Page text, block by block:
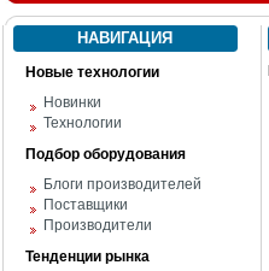
НАВИГАЦИЯ
Новые технологии
Новинки
Технологии
Подбор оборудования
Блоги производителей
Поставщики
Производители
Тенденции рынка